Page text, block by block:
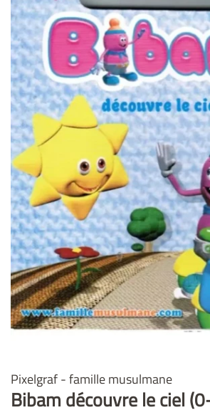
Pixelgraf - famille musulmane
Bibam découvre le ciel